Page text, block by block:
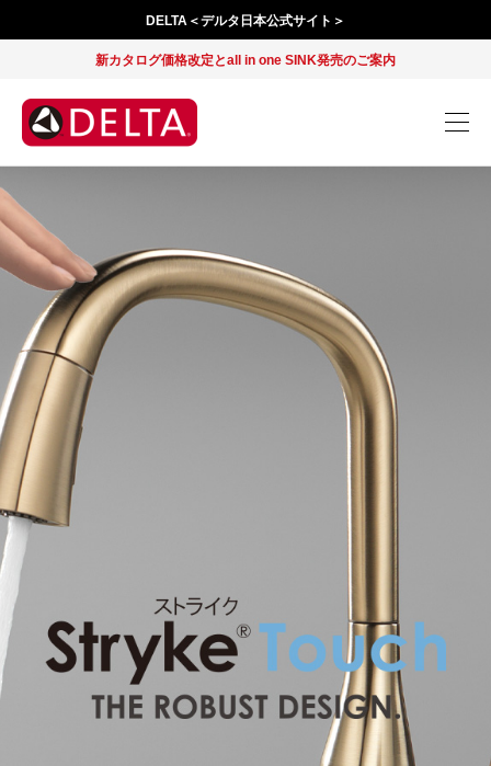
DELTA＜デルタ日本公式サイト＞
新カタログ価格改定とall in one SINK発売のご案内